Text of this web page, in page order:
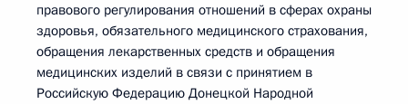
правового регулирования отношений в сферах охраны
здоровья, обязательного медицинского страхования,
обращения лекарственных средств и обращения
медицинских изделий в связи с принятием в
Российскую Федерацию Донецкой Народной